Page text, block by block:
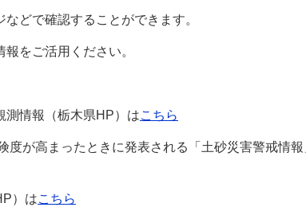
どで確認することができます。
をご活用ください。
情報（栃木県HP）はこちら
が高まったときに発表される「土砂災害警戒情
）はこちら